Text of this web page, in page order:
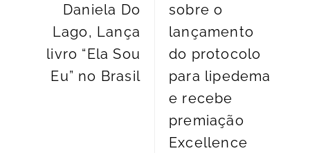
Daniela Do
Lago, Lança
livro “Ela Sou
Eu” no Brasil
sobre o
lançamento
do protocolo
para lipedema
e recebe
premiação
Excellence